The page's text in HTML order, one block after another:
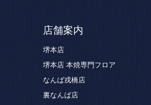
店舗案内
堺本店
堺本店 本焼専門フロア
なんば戎橋店
裏なんば店